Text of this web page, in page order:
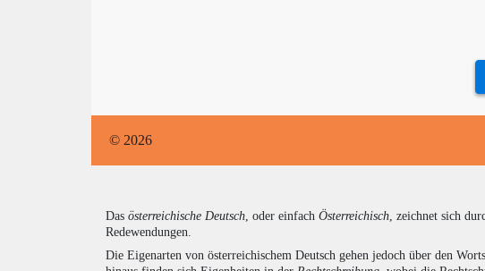
© 2026
Das österreichische Deutsch , oder einfach Österreichisch , zeichnet sich
Redewendungen.
Die Eigenarten von österreichischem Deutsch gehen jedoch über den